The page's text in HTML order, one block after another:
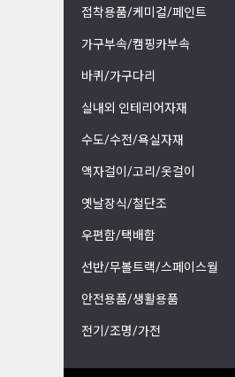
접착용품/케미컬/페인트
가구부속/캠핑카부속
바퀴/가구다리
실내외 인테리어자재
수도/수전/욕실자재
액자걸이/고리/옷걸이
옛날장식/철단조
우편함/택배함
선반/무볼트랙/스페이스월
안전용품/생활용품
전기/조명/가전